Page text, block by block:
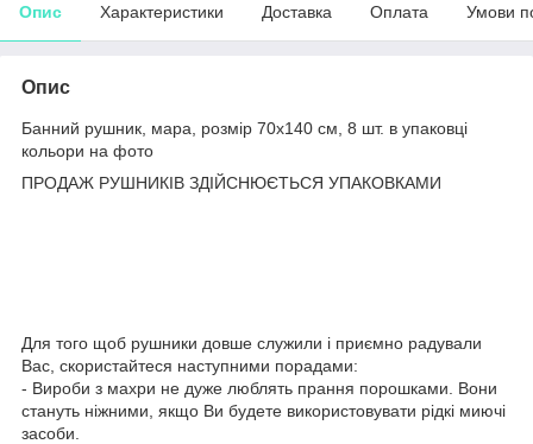
Опис Характеристики Доставка Оплата Умови
Опис
Банний рушник, мара, розмір 70х140 см, 8 шт. в упаковці
кольори на фото
ПРОДАЖ РУШНИКІВ ЗДІЙСНЮЄТЬСЯ УПАКОВКАМИ
Для того щоб рушники довше служили і приємно радували
Вас, скористайтеся наступними порадами:
- Вироби з махри не дуже люблять прання порошками. Вони
стануть ніжними, якщо Ви будете використовувати рідкі миючі
засоби.